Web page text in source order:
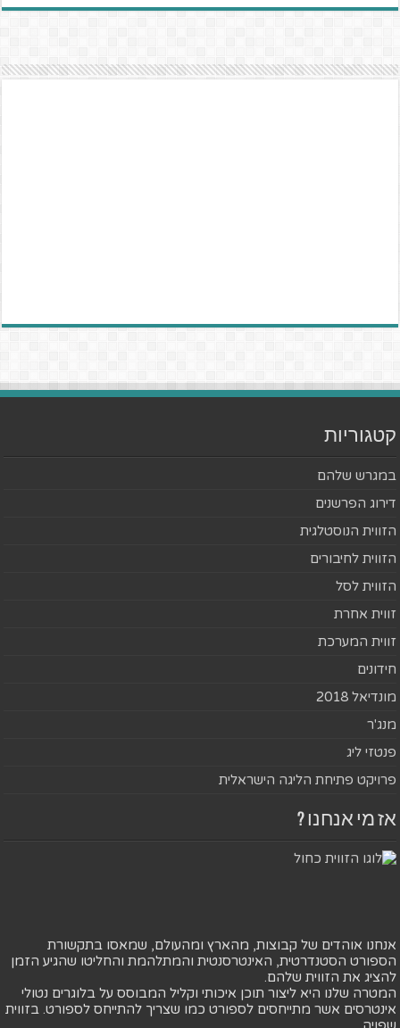
קטגוריות
במגרש שלהם
דירוג הפרשנים
הזווית הנוסטלגית
הזווית לחיבורים
הזווית לסל
זווית אחרת
זווית המערכת
חידונים
מונדיאל 2018
מנג'ר
פנטזי ליג
פרויקט פתיחת הליגה הישראלית
אז מי אנחנו ?
אנחנו אוהדים של קבוצות, מהארץ ומהעולם, שמאסו בתקשורת
הספורט הסטנדרטית, האינטרסנטית והמתלהמת והחליטו שהגיע הזמן
להציג את הזווית שלהם.
המטרה שלנו היא ליצור תוכן איכותי וקליל המבוסס על בלוגרים נטולי
אינטרסים אשר מתייחסים לספורט כמו שצריך להתייחס לספורט. בזווית